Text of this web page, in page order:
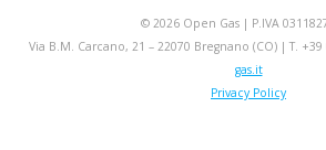
© 2026 Open Gas | P.IVA
Via B.M. Carcano, 21 – 22070 Bregnano (CO) | T. +39
gas.it
Privacy Policy